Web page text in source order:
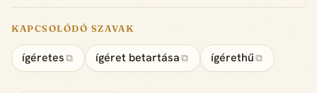
KAPCSOLÓDÓ SZAVAK
ígéretes ⧉ ígéret betartása ⧉ ígérethű⧉